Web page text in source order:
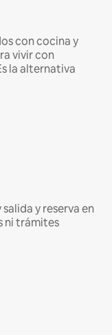
con cocina y
vivir con
la alternativa
y reserva en
ni trámites